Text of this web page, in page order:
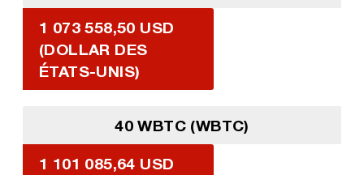
1 073 558,50 USD
(DOLLAR DES
ÉTATS-UNIS)
40 WBTC (WBTC)
1 101 085,64 USD